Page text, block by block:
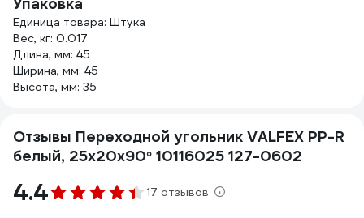
Единица товара: Штука
Вес, кг: 0.017
Длина, мм: 45
Ширина, мм: 45
Высота, мм: 35
Отзывы Переходной угольник VALFEX PP-R
белый, 25х20х90° 10116025 127-0602
4.4 17 отзывов